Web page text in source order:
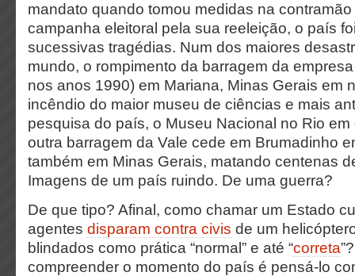
mandato quando tomou medidas na
campanha eleitoral pela sua reeleição, o país
sucessivas tragédias. Num dos maiores
mundo, o rompimento da barragem da
nos anos 1990) em Mariana, Minas Gerais em
incêndio do maior museu de ciências e mais
pesquisa do país, o Museu Nacional no Rio
outra barragem da Vale cede em Brumadinho
também em Minas Gerais, matando centenas
Imagens de um país ruindo. De uma guerra?
De que tipo? Afinal, como chamar um Estado
agentes disparam contra civis de um
blindados como prática “normal” e até “correta
compreender o momento do país é pensá-lo